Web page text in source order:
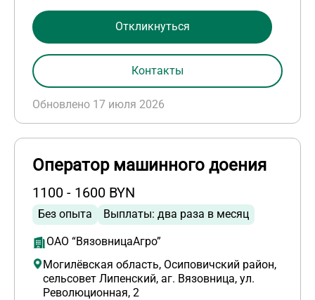
Обновлено 17 июля 2026
Откликнуться
Контакты
Оператор машинного доения
1100 - 1600 BYN
Без опыта Выплаты: два раза в месяц
ОАО “ВязовницаАгро”
Могилёвская область, Осиповичский район,
сельсовет Липенский, аг. Вязовница, ул.
Революционная, 2